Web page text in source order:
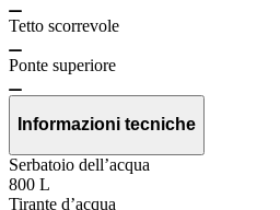
Tetto scorrevole
Ponte superiore
Informazioni tecniche
Serbatoio dell’acqua
800 L
Tirante d’acqua